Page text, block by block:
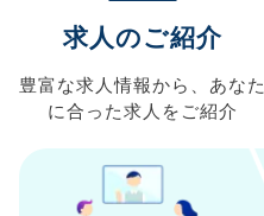
求人のご紹介
豊富な求人情報から、 あなた
に合った求人を ご紹介